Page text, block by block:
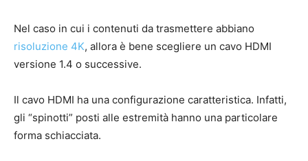
Nel caso in cui i contenuti da trasmettere abbiano
risoluzione 4K, allora è bene scegliere un cavo HDMI
versione 1.4 o successive.
Il cavo HDMI ha una configurazione caratteristica. Infatti,
gli “spinotti” posti alle estremità hanno una particolare
forma schiacciata.